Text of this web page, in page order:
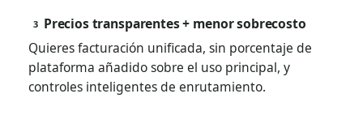
3 Precios transparentes + menor sobrecosto
Quieres facturación unificada, sin porcentaje de
plataforma añadido sobre el uso principal, y
controles inteligentes de enrutamiento.